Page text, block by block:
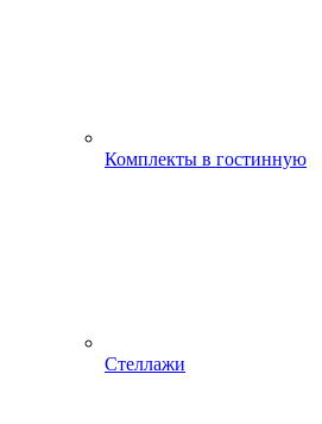
Комплекты в гостинную
Стеллажи